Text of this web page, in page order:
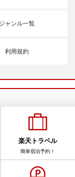
ジャンル一覧
利用規約
楽天トラベル
簡単宿泊予約！